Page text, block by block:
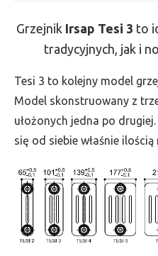
-
wys.
300,
szer.
630,
455
Grzejnik Irsap Tesi 3 to
tradycyjnych, jak i
Tesi 3 to kolejny model
Model skonstruowany z
ułożonych jedna po
się od siebie właśnie